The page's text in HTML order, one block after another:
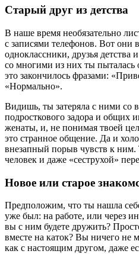
Старый друг из детства
В наше время необязательно
с записями телефонов. Вот они
одноклассники, друзья
со многими из них ты пыталась
это закончилось фразами:
«Нормально».
Видишь, ты затеряла с ними со
подросткового задора и
женаты, и, не понимая твоей
это странное общение. Да и
внезапный порыв чувств к
человек и даже «сеструхой»
Новое или старое
Предположим, что ты нашла
уже был: на работе, или через
вы с ним будете дружить?
вместе на каток? Вы ничего не
как с настоящим другом, даже